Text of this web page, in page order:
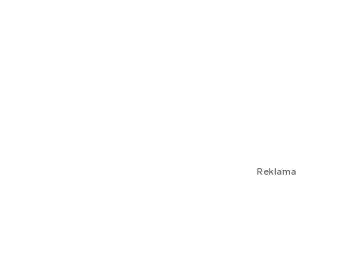
Reklama